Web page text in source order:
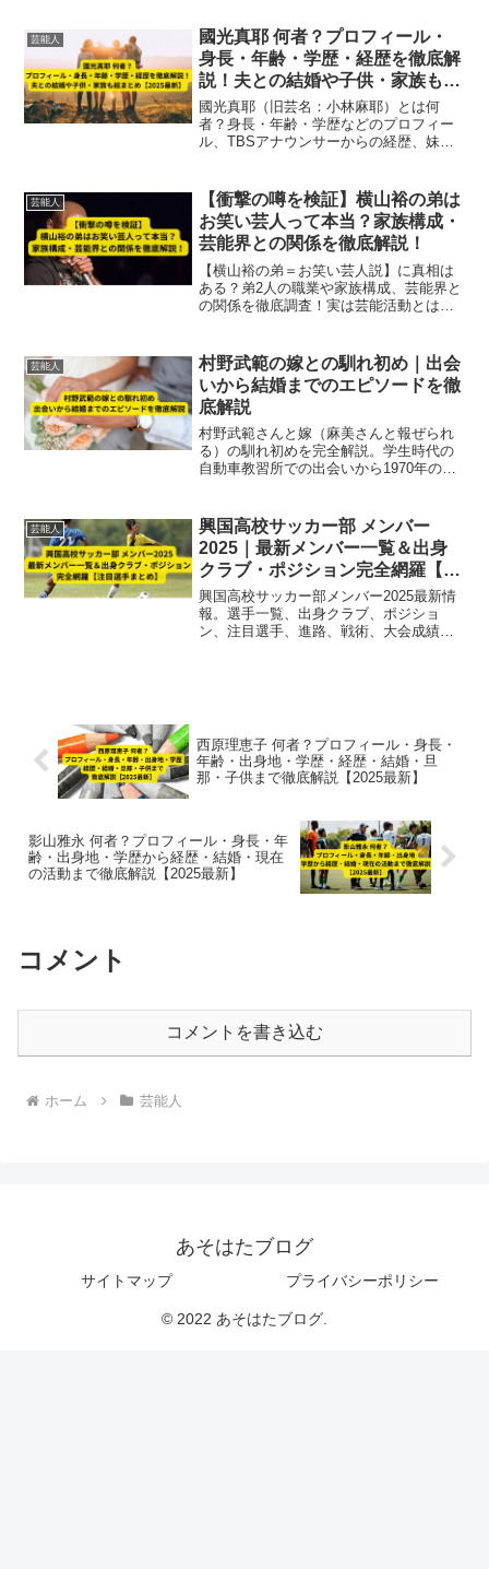
芸能人
國光真耶 何者？プロフィール・
身長・年齢・学歴・経歴を徹底解
説！夫との結婚や子供・家族も総
まとめ【2025最新】
國光真耶（旧芸名：小林麻耶）とは何
者？身長・年齢・学歴などのプロフィー
ル、TBSアナウンサーからの経歴、妹・
新情報で徹底解説。今の活動も総まと
め。
芸能人
【衝撃の噂を検証】横山裕の弟は
お笑い芸人って本当？家族構成・
芸能界との関係を徹底解説！
【横山裕の弟＝お笑い芸人説】に真相は
ある？弟2人の職業や家族構成、芸能界と
の関係を徹底調査！実は芸能活動とは無
芸能人
村野武範の嫁との馴れ初め｜出会
いから結婚までのエピソードを徹
底解説
村野武範さんと嫁（麻美さんと報ぜられ
る）の馴れ初めを完全解説。学生時代の
自動車教習所での出会いから1970年の結
掘りします。
芸能人
興国高校サッカー部 メンバー
2025｜最新メンバー一覧＆出身
クラブ・ポジション完全網羅【注
目選手まとめ】
興国高校サッカー部メンバー2025最新情
報。選手一覧、出身クラブ、ポジショ
ン、注目選手、進路、戦術、大会成績ま
西原理恵子 何者？プロフィール・身長・
年齢・出身地・学歴・経歴・結婚・旦
那・子供まで徹底解説【2025最新】
影山雅永 何者？プロフィール・身長・年
齢・出身地・学歴から経歴・結婚・現在
の活動まで徹底解説【2025最新】
コメント
コメントを書き込む
ホーム 芸能人
あそはたブログ
サイトマップ プライバシーポリシー
© 2022 あそはたブログ.